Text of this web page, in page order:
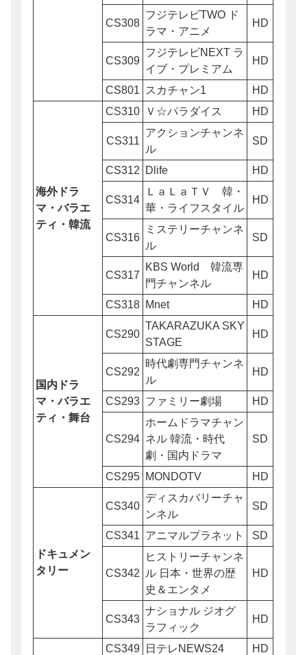
CS308
フジテレビTWO ド
ラマ・アニメ
HD
CS309
フジテレビNEXT ラ
イブ・プレミアム
HD
CS801 スカチャン1 HD
海外ドラ
マ・バラエ
ティ・韓流
CS310 Ｖ☆パラダイス HD
CS311
アクションチャンネ
ル
SD
CS312 Dlife HD
CS314
ＬａＬａＴＶ 韓・
華・ライフスタイル
HD
CS316
ミステリーチャンネ
ル
SD
CS317
KBS World 韓流専
門チャンネル
HD
CS318 Mnet HD
国内ドラ
マ・バラエ
ティ・舞台
CS290
TAKARAZUKA SKY
STAGE
HD
CS292
時代劇専門チャンネ
ル
HD
CS293 ファミリー劇場 HD
CS294
ホームドラマチャン
ネル 韓流・時代
劇・国内ドラマ
SD
CS295 MONDOTV HD
ドキュメン
タリー
CS340
ディスカバリーチャ
ンネル
SD
CS341 アニマルプラネット SD
CS342
ヒストリーチャンネ
ル 日本・世界の歴
史＆エンタメ
HD
CS343
ナショナル ジオグ
ラフィック
HD
CS349 日テレNEWS24
HD